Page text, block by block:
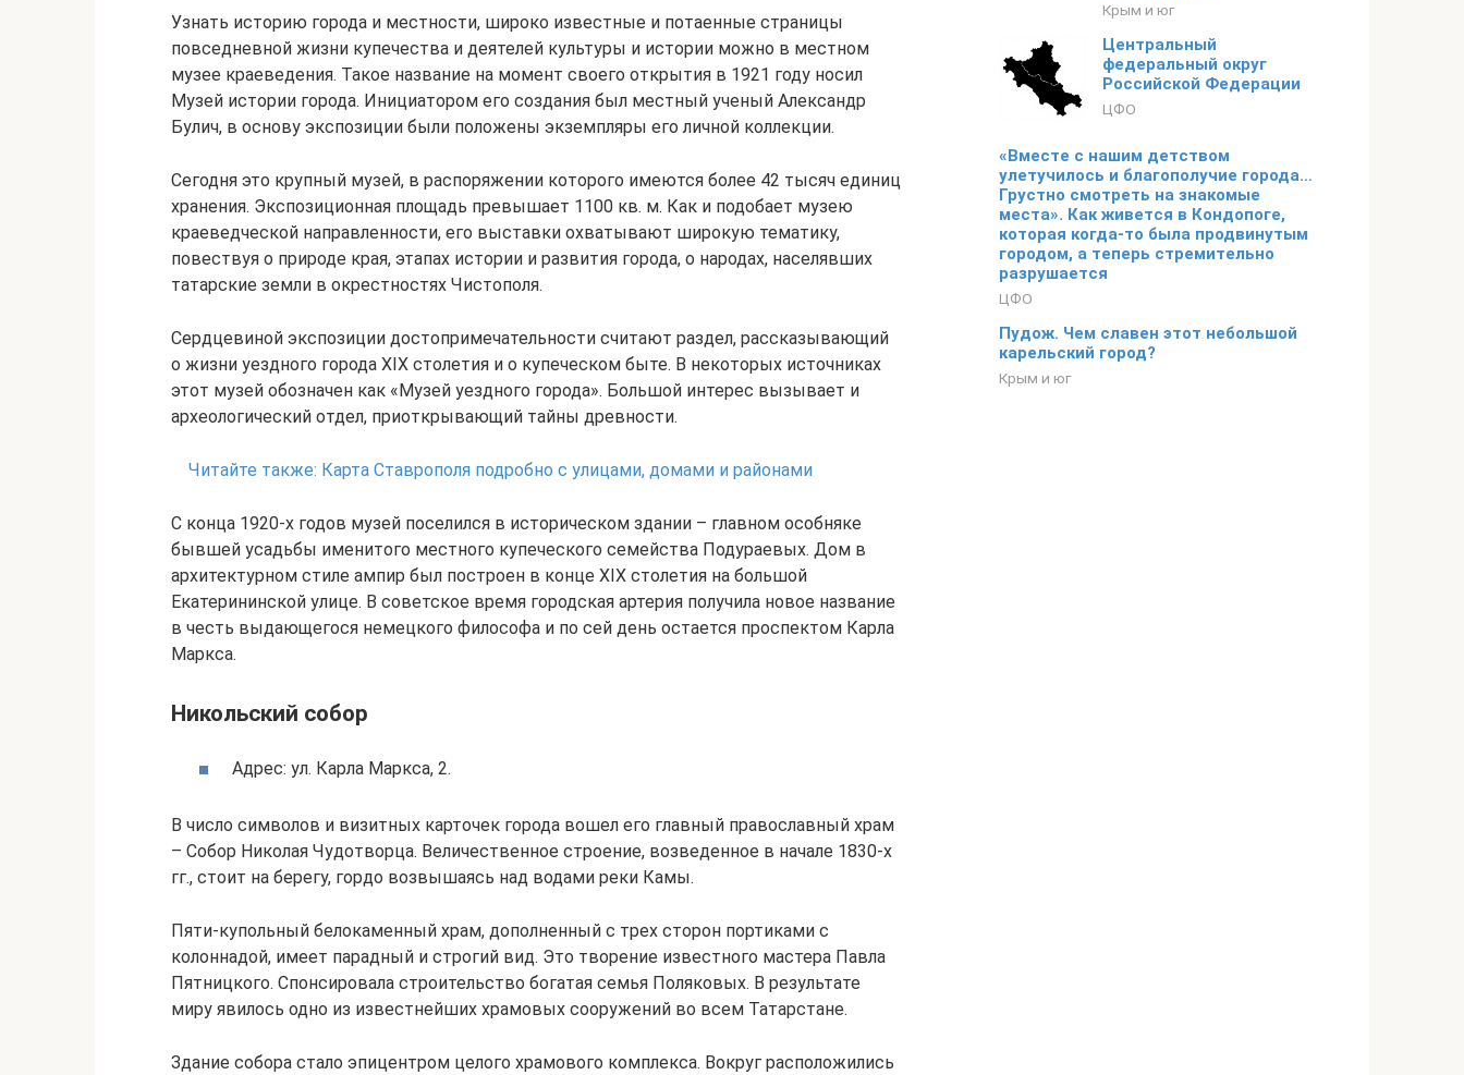
Узнать историю города и местности, широко известные и потаенные страницы
повседневной жизни купечества и деятелей культуры и истории можно в местном
музее краеведения. Такое название на момент своего открытия в 1921 году носил
Музей истории города. Инициатором его создания был местный ученый Александр
Булич, в основу экспозиции были положены экземпляры его личной коллекции.
Сегодня это крупный музей, в распоряжении которого имеются более 42 тысяч единиц
хранения. Экспозиционная площадь превышает 1100 кв. м. Как и подобает музею
краеведческой направленности, его выставки охватывают широкую тематику,
повествуя о природе края, этапах истории и развития города, о народах, населявших
татарские земли в окрестностях Чистополя.
Сердцевиной экспозиции достопримечательности считают раздел, рассказывающий
о жизни уездного города XIX столетия и о купеческом быте. В некоторых источниках
этот музей обозначен как «Музей уездного города». Большой интерес вызывает и
археологический отдел, приоткрывающий тайны древности.
Читайте также: Карта Ставрополя подробно с улицами, домами и районами
С конца 1920-х годов музей поселился в историческом здании – главном особняке
бывшей усадьбы именитого местного купеческого семейства Подураевых. Дом в
архитектурном стиле ампир был построен в конце XIX столетия на большой
Екатерининской улице. В советское время городская артерия получила новое название
в честь выдающегося немецкого философа и по сей день остается проспектом Карла
Маркса.
Никольский собор
Адрес: ул. Карла Маркса, 2.
В число символов и визитных карточек города вошел его главный православный храм
– Собор Николая Чудотворца. Величественное строение, возведенное в начале 1830-х
гг., стоит на берегу, гордо возвышаясь над водами реки Камы.
Пяти-купольный белокаменный храм, дополненный с трех сторон портиками с
колоннадой, имеет парадный и строгий вид. Это творение известного мастера Павла
Пятницкого. Спонсировала строительство богатая семья Поляковых. В результате
миру явилось одно из известнейших храмовых сооружений во всем Татарстане.
Здание собора стало эпицентром целого храмового комплекса. Вокруг расположились
Крым и юг
Центральный
федеральный округ
Российской Федерации
ЦФО
«Вместе с нашим детством
улетучилось и благополучие города…
Грустно смотреть на знакомые
места». Как живется в Кондопоге,
которая когда-то была продвинутым
городом, а теперь стремительно
разрушается
ЦФО
Пудож. Чем славен этот небольшой
карельский город?
Крым и юг